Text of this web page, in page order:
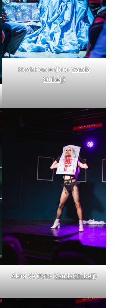
Noah Fence (foto: Vanda
Stubelj)
Akira Ve (foto: Vanda Stubelj)